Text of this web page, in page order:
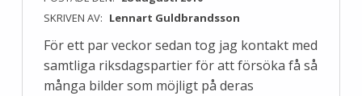
SKRIVEN AV: Lennart Guldbrandsson
För ett par veckor sedan tog jag kontakt med
samtliga riksdagspartier för att försöka få så
många bilder som möjligt på deras